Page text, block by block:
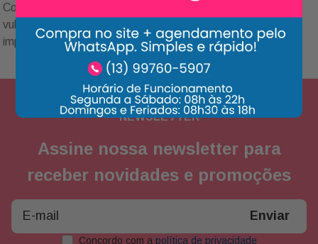
Congue felis aenean mauris sed platea diam. Porta in
vulputate habitant velit gravida commodo. Risus commodo,
imperdiet sit pharetra mattis leo amet.
NEWSLETTER
Assine nossa newsletter para
receber novidades e promoções
Enviar
Concordo com a política de privacidade